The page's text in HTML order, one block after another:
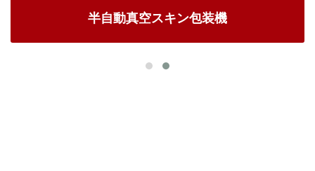
半自動真空スキン包装機